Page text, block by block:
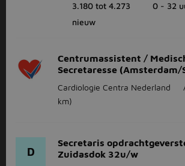
3.180 tot 4.273 0 - 32
nieuw
Centrumassistent /
Secretaresse
Cardiologie Centra Nederland
km)
D
Secretaris
Zuidasdok 32u/w